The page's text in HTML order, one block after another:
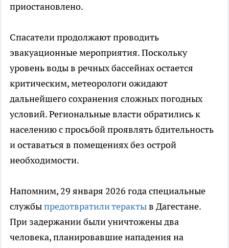
приостановлено.
Спасатели продолжают проводить
эвакуационные мероприятия. Поскольку
уровень воды в речных бассейнах остается
критическим, метеорологи ожидают
дальнейшего сохранения сложных погодных
условий. Региональные власти обратились к
населению с просьбой проявлять бдительность
и оставаться в помещениях без острой
необходимости.
Напомним, 29 января 2026 года специальные
службыпредотвратили терактыв Дагестане.
При задержании были уничтожены два
человека, планировавшие нападения на